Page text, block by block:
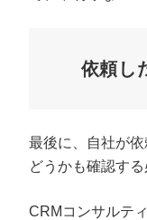
依頼し
最後に、自社が
どうかも確認する
CRMコンサルテ